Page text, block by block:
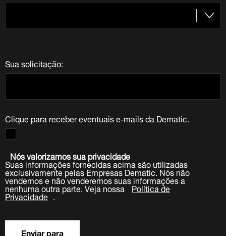
Sua solicitação:
Clique para receber eventuais e-mails da Dematic.
Nós valorizamos sua privacidade
Suas informações fornecidas acima são utilizadas
exclusivamente pelas Empresas Dematic. Nós não
vendemos e não venderemos suas informações a
nenhuma outra parte. Veja nossa Política de
Privacidade .
Enviar para